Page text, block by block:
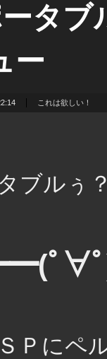
タブ
ー
これは欲しい！
ブルぅ
ﾟ∀
Ｐにペ